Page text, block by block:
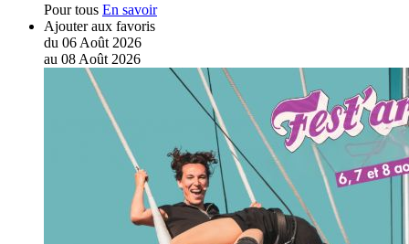
Pour tous En savoir
Ajouter aux favoris
du 06 Août 2026
au 08 Août 2026